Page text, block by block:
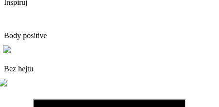
Inspiruj
Body positive
Bez hejtu